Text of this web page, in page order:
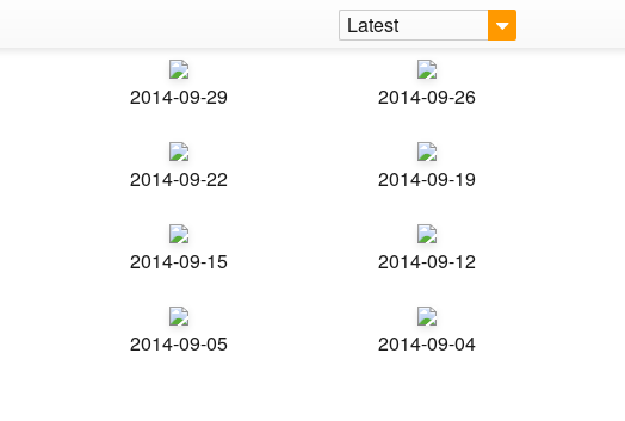
Latest
2014-09-29 2014-09-26
2014-09-22 2014-09-19
2014-09-15 2014-09-12
2014-09-05 2014-09-04